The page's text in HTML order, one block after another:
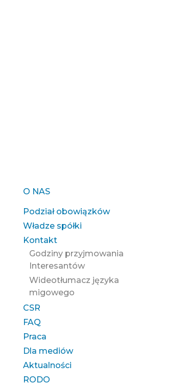
O NAS
Podział obowiązków
Władze spółki
Kontakt
Godziny przyjmowania
Interesantów
Wideotłumacz języka
migowego
CSR
FAQ
Praca
Dla mediów
Aktualności
RODO